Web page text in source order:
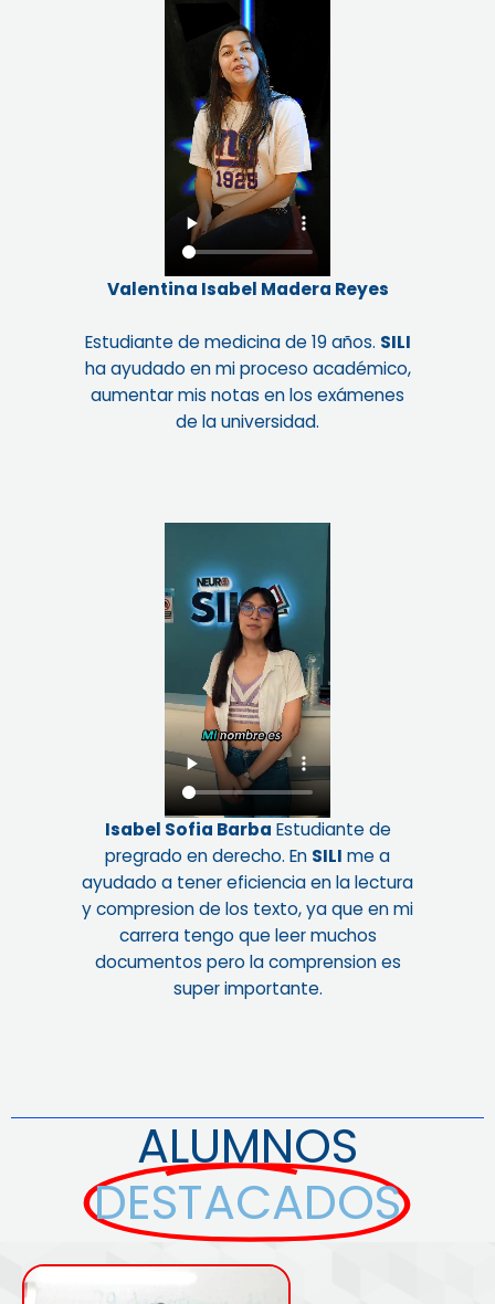
Valentina Isabel Madera Reyes
Estudiante de medicina de 19 años. SILI
ha ayudado en mi proceso académico,
aumentar mis notas en los exámenes
de la universidad.
Isabel Sofia Barba Estudiante de
pregrado en derecho. En SILI me a
ayudado a tener eficiencia en la lectura
y compresion de los texto, ya que en mi
carrera tengo que leer muchos
documentos pero la comprension es
super importante.
ALUMNOS
DESTACADOS